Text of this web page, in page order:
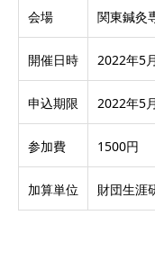
会場 関東鍼灸
開催日時 2022年5
申込期限 2022年5
参加費 1500円
加算単位 財団生